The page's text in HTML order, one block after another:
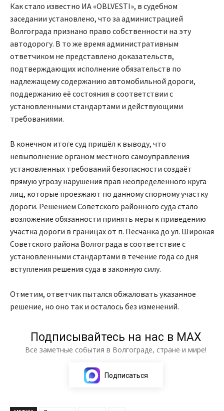
Как стало известно ИА «OBLVESTI», в судебном
заседании установлено, что за администрацией
Волгограда признано право собственности на эту
автодорогу. В то же время административным
ответчиком не представлено доказательств,
подтверждающих исполнение обязательств по
надлежащему содержанию автомобильной дороги,
поддержанию её состояния в соответствии с
установленными стандартами и действующими
требованиями.
В конечном итоге суд пришёл к выводу, что
невыполнение органом местного самоуправления
установленных требований безопасности создаёт
прямую угрозу нарушения прав неопределенного круга
лиц, которые проезжают по данному спорному участку
дороги. Решением Советского районного суда стало
возложение обязанности принять меры к приведению
участка дороги в границах от п. Песчанка до ул. Широкая
Советского района Волгограда в соответствие с
установленными стандартами в течение года со дня
вступления решения суда в законную силу.
Отметим, ответчик пытался обжаловать указанное
решение, но оно так и осталось без изменений.
Подписывайтесь на нас в МАХ
Все заметные события в Волгограде, стране и мире!
Подписаться